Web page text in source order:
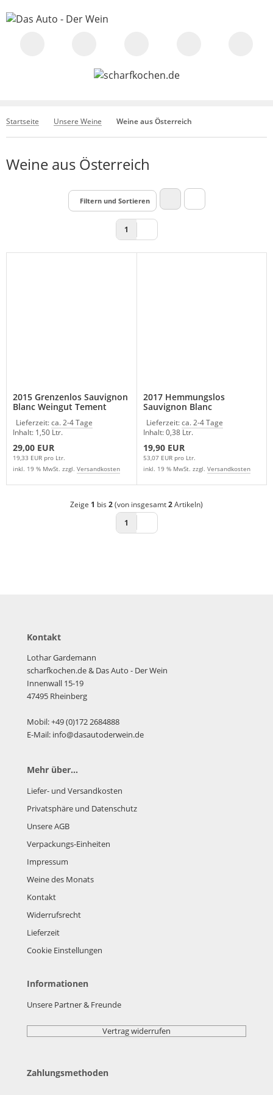
Startseite Unsere Weine Weine aus Österreich
Weine aus Österreich
Filtern und Sortieren
1
2015 Grenzenlos Sauvignon
Blanc Weingut Tement
Lieferzeit:ca. 2-4 Tage
Inhalt: 1,50 Ltr.
29,00 EUR
19,33 EUR pro Ltr.
inkl. 19 % MwSt. zzgl. Versandkosten
2017 Hemmungslos
Sauvignon Blanc
Tement Österreich
Lieferzeit:ca. 2-4 Tage
Inhalt: 0,38 Ltr.
19,90 EUR
53,07 EUR pro Ltr.
inkl. 19 % MwSt. zzgl. Versandkosten
Zeige 1 bis 2(von insgesamt2Artikeln)
1
Kontakt
Lothar Gardemann
scharfkochen.de& Das Auto - Der Wein
Innenwall 15-19
47495 Rheinberg
Mobil: +49 (0)172 2684888
E-Mail: info@dasautoderwein.de
Mehr über...
Liefer- und Versandkosten
Privatsphäre und Datenschutz
Unsere AGB
Verpackungs-Einheiten
Impressum
Weine des Monats
Kontakt
Widerrufsrecht
Lieferzeit
Cookie Einstellungen
Informationen
Unsere Partner & Freunde
Vertrag widerrufen
Zahlungsmethoden